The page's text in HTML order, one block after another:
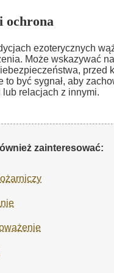
ochrona
ezoterycznych
Może wskazywać
przed
to być sygnał, aby
relacjach z innymi.
zainteresować: